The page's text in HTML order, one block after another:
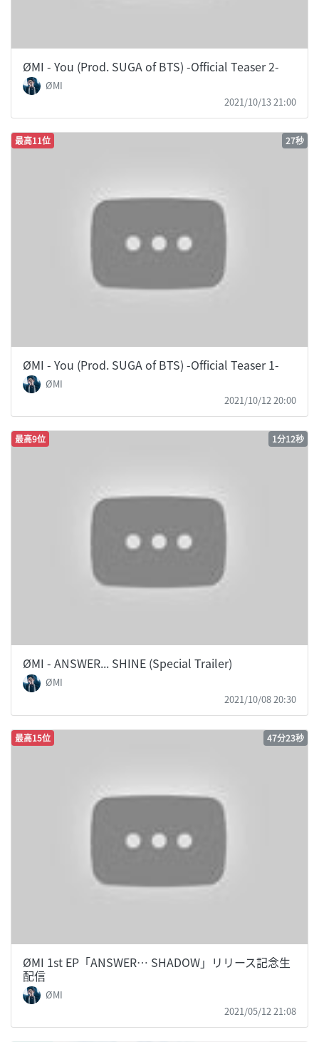
ØMI - You (Prod. SUGA of BTS) -Official Teaser 2-
ØMI
2021/10/13 21:00
最高11位 27秒
ØMI - You (Prod. SUGA of BTS) -Official Teaser 1-
ØMI
2021/10/12 20:00
最高9位 1分12秒
ØMI - ANSWER... SHINE (Special Trailer)
ØMI
2021/10/08 20:30
最高15位 47分23秒
ØMI 1st EP「ANSWER… SHADOW」リリース記念生
配信
ØMI
2021/05/12 21:08